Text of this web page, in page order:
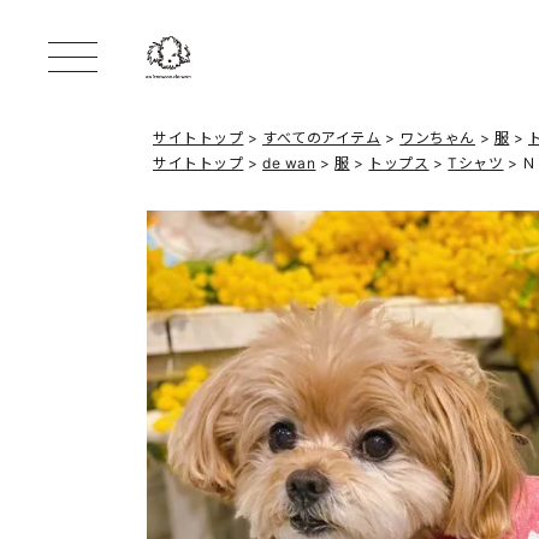
サイトトップ すべてのアイテム ワンちゃん 服
サイトトップ
de wan 服 トップス Tシャツ